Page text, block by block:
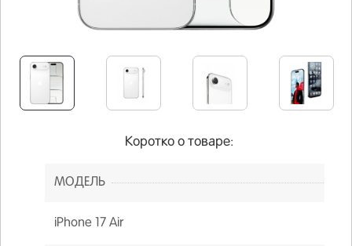
Коротко о товаре:
МОДЕЛЬ
iPhone 17 Air